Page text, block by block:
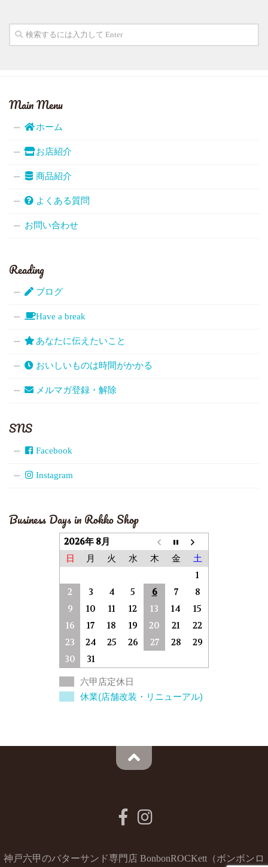
Main Menu
ホーム
お店紹介
商品紹介
よくある質問
お問い合わせ
Reading
ブログ
Have a break
あなたに伝えたいこと
おいしいものは時間がかかる
メルマガ登録・解除
SNS
Facebook
Instagram
Business Days in Rokko Shop
2026年 8月
日 月 火 水 木 金 土
1
2
3 4 5 6 7
8
9
10 11 12 13 14
15
16
17 18 19 20 21
22
23
24 25 26 27 28
29
30
31
六甲店定休日
休業(店舗改装・リニューアル)
神戸六甲のバターサンド専門店 BonbonROCKett（ボンボンロ